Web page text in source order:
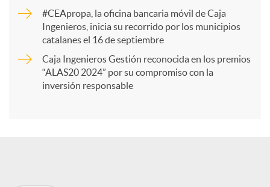
r
t
#CEApropa, la oficina bancaria móvil de Caja
Ingenieros, inicia su recorrido por los municipios
catalanes el 16 de septiembre
Caja Ingenieros Gestión reconocida en los premios
“ALAS20 2024” por su compromiso con la
inversión responsable